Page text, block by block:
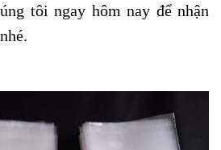
tôi ngay hôm nay để nhận